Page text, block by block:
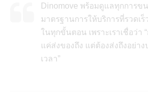
Dinomove พร้อมดูแลทุกการข
มาตรฐานการให้บริการที่รวดเ
ในทุกขั้นตอน เพราะเราเชื่อว่า
แค่ส่งของถึง แต่ต้องส่งถึงอย่า
เวลา”